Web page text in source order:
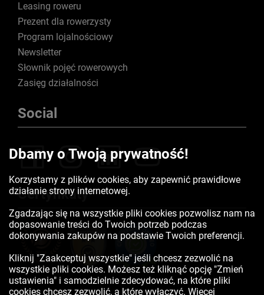
Leasing roweru
Prezent dla rowerzysty
Program lojalnościowy
Newsletter
Słownik pojęć rowerowych
Zasięg działalności
Social
Certyfikaty
Dbamy o Twoją prywatność!
Korzystamy z plików cookies, aby zapewnić prawidłowe
działanie strony internetowej.
Zgadzając się na wszystkie pliki cookies pozwolisz nam na
dopasowanie treści do Twoich potrzeb podczas
dokonywania zakupów na podstawie Twoich preferencji.
Kliknij "Zaakceptuj wszystkie" jeśli chcesz zezwolić na
wszystkie pliki cookies. Możesz też kliknąć opcję "Zmień
ustawienia" i samodzielnie zdecydować, na które pliki
cookies chcesz zezwolić, a które wyłączyć. Więcej